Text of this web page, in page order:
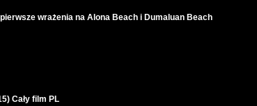
wrażenia na Alona Beach i Dumaluan Beach
Cały film PL